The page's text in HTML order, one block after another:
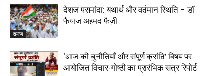
समाज
देशज पसमांदा: यथार्थ और वर्तमान स्थिति – डॉ
फैयाज अहमद फैज़ी
‘आज की चुनौतियाँ और संपूर्ण क्रांति’ विषय पर
आयोजित विचार-गोष्ठी का प्रारंभिक सत्र रिपोर्ट